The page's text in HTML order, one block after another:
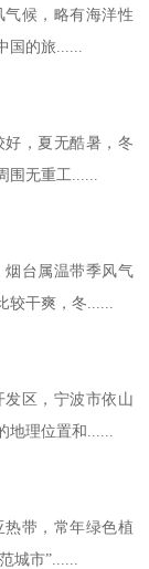
候，略有海洋性
的旅......
，夏无酷暑，冬
无重工......
台属温带季风气
干爽，冬......
区，宁波市依山
理位置和......
带，常年绿色植
城市”......